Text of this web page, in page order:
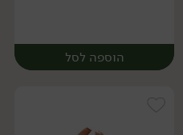
הוספה לסל